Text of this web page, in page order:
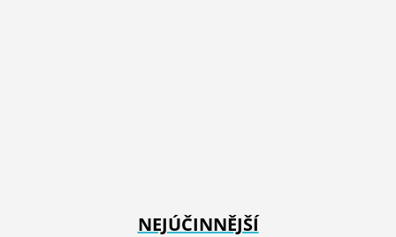
NEJÚČINNĚJŠÍ